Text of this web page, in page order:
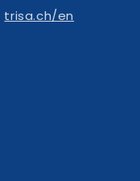
trisa.ch/en